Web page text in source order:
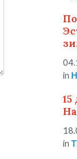
in
in